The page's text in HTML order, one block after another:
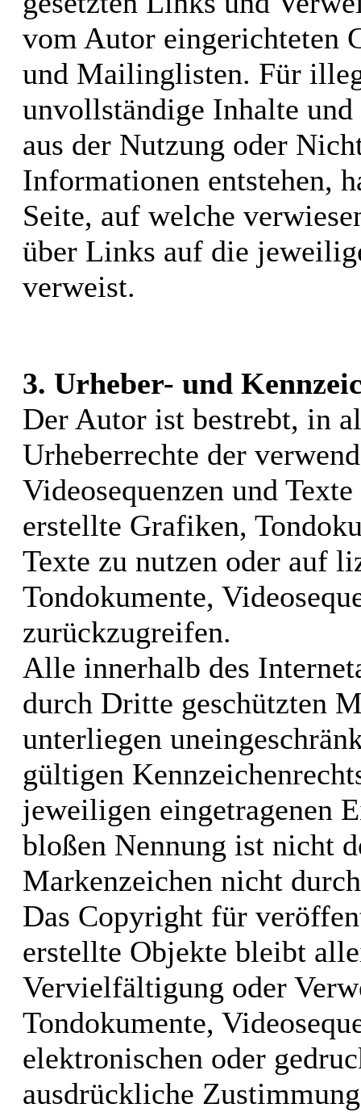
vom Autor eingerichteten
und Mailinglisten. Für
unvollständige Inhalte und
aus der Nutzung oder
Informationen entstehen,
Seite, auf welche
über Links auf die
verweist.
3. Urheber- und
Der Autor ist bestrebt, in
Urheberrechte der
Videosequenzen und
erstellte Grafiken,
Texte zu nutzen oder auf
Tondokumente,
zurückzugreifen.
Alle innerhalb des
durch Dritte geschützten
unterliegen
gültigen
jeweiligen eingetragenen
bloßen Nennung ist nicht
Markenzeichen nicht
Das Copyright für
erstellte Objekte bleibt
Vervielfältigung oder
Tondokumente,
elektronischen oder
ausdrückliche